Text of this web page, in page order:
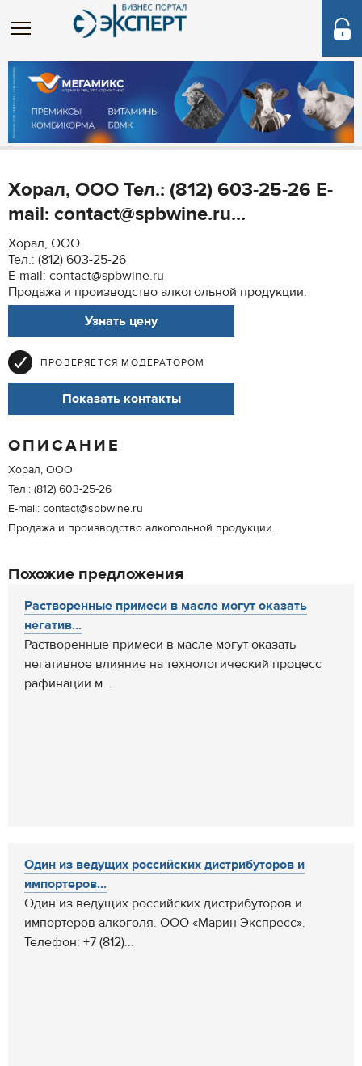
Хорал, ООО Тел.: (812) 603-25-26 E-
mail: contact@spbwine.ru...
Хорал, ООО
Тел.: (812) 603-25-26
E-mail: contact@spbwine.ru
Продажа и производство алкогольной продукции.
Узнать цену
ПРОВЕРЯЕТСЯ МОДЕРАТОРОМ
Показать контакты
ОПИСАНИЕ
Хорал, ООО
Тел.: (812) 603-25-26
E-mail: contact@spbwine.ru
Продажа и производство алкогольной продукции.
Похожие предложения
Растворенные примеси в масле могут оказать
негатив...
Растворенные примеси в масле могут оказать
негативное влияние на технологический процесс
рафинации м...
Один из ведущих российских дистрибуторов и
импортеров...
Один из ведущих российских дистрибуторов и
импортеров алкоголя. ООО «Марин Экспресс».
Телефон: +7 (812)...